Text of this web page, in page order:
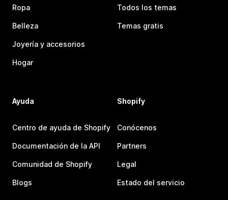
Ropa
Belleza
Joyería y accesorios
Hogar
Todos los temas
Temas gratis
Ayuda
Centro de ayuda de Shopify
Documentación de la API
Comunidad de Shopify
Blogs
Shopify
Conócenos
Partners
Legal
Estado del servicio